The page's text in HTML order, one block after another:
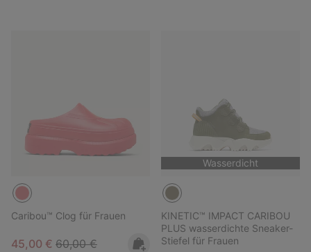
Caribou™ Clog für Frauen
Sale price:
45,00 € Regular price:
60,00 €
Wasserdicht
KINETIC™ IMPACT CARIBOU
PLUS wasserdichte Sneaker-
Stiefel für Frauen